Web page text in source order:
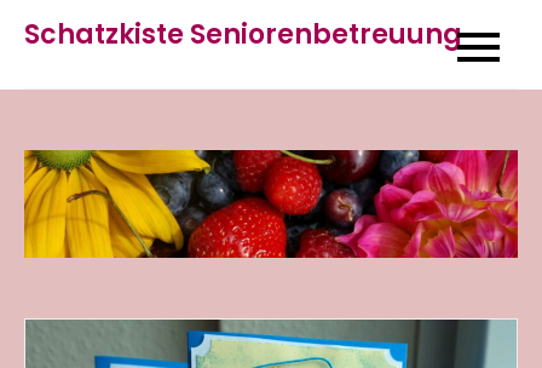
content
Schatzkiste Seniorenbetreuung